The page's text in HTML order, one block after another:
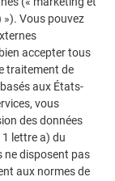
ACCENTS
parties de la
les regards
l'ensemble de
Welle et
»). Vous pouvez
accepter tous
traitement de
aux États-
vous
des données
lettre a) du
ne disposent pas
aux normes de